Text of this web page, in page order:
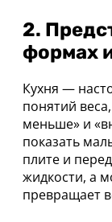
2.
формах
Кухня —
понятий
меньше» и
показать
плите и
жидкости, а
превращает